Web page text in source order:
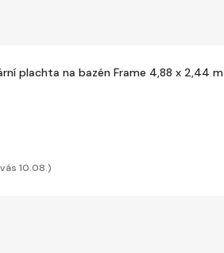
plachta na bazén Frame 4,88 x 2,44 m
10.08.)